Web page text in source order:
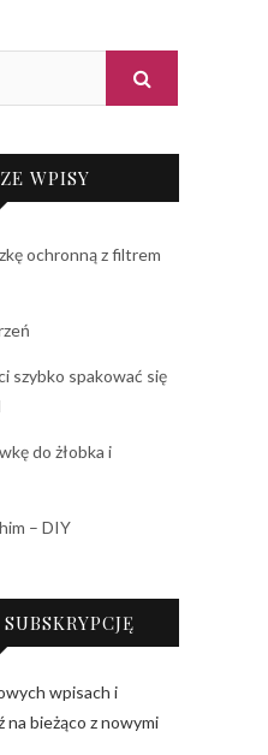
WPISY
ochronną z filtrem
szybko spakować się
do żłobka i
– DIY
wpisach i
na bieżąco z nowymi